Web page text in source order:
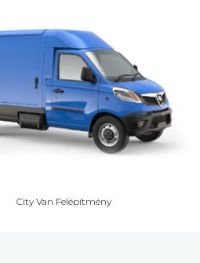
City Van Felépítmény